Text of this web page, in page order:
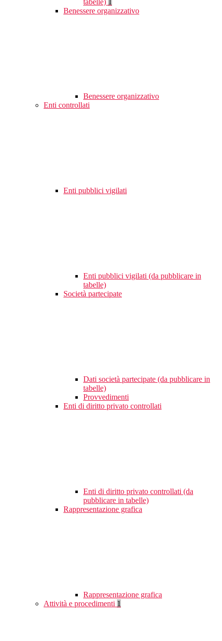
tabelle)
Benessere organizzativo
Benessere organizzativo
Enti controllati
Enti pubblici vigilati
Enti pubblici vigilati (da pubblicare in
tabelle)
Società partecipate
Dati società partecipate (da pubblicare in
tabelle)
Provvedimenti
Enti di diritto privato controllati
Enti di diritto privato controllati (da
pubblicare in tabelle)
Rappresentazione grafica
Rappresentazione grafica
Attività e procedimenti 1